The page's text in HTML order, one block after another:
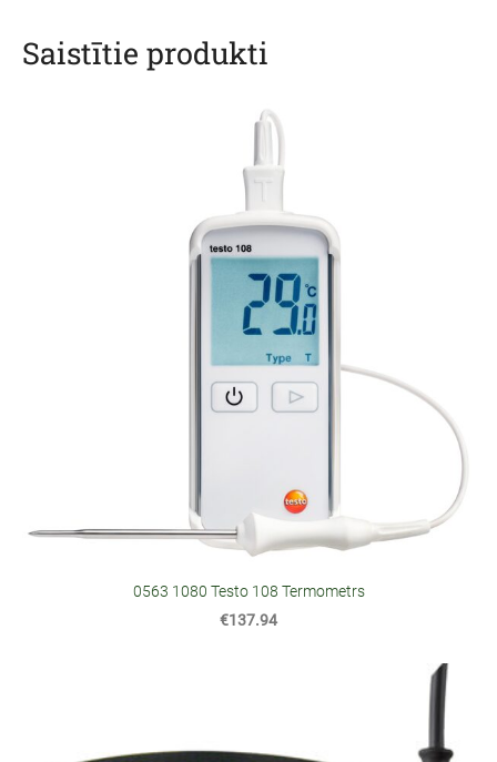
Saistītie produkti
0563 1080 Testo 108 Termometrs
€137.94